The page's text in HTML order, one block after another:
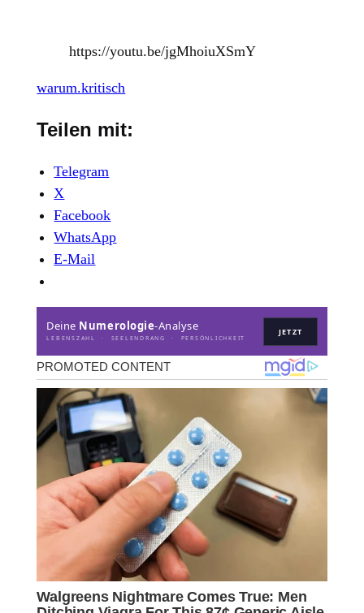
https://youtu.be/jgMhoiuXSmY
warum.kritisch
Teilen mit:
Telegram
X
Facebook
WhatsApp
E-Mail
Deine Numerologie-Analyse
LEBENSZAHL · SEELENDRANG · PERSÖNLICHKEIT
JETZT